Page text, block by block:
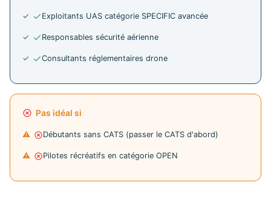
Exploitants UAS catégorie SPECIFIC avancée
Responsables sécurité aérienne
Consultants réglementaires drone
Pas idéal si
Débutants sans CATS (passer le CATS d'abord)
Pilotes récréatifs en catégorie OPEN